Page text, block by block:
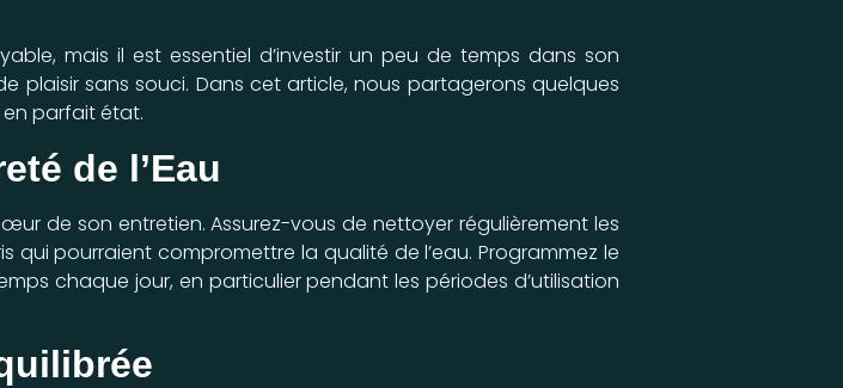
mais il est essentiel d’investir un peu de temps dans son
plaisir sans souci. Dans cet article, nous partagerons quelques
parfait état.
de l’Eau
de son entretien. Assurez-vous de nettoyer régulièrement les
qui pourraient compromettre la qualité de l’eau. Programmez le
chaque jour, en particulier pendant les périodes d’utilisation